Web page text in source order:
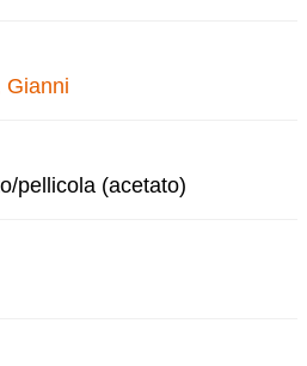
Gianni
pellicola (acetato)